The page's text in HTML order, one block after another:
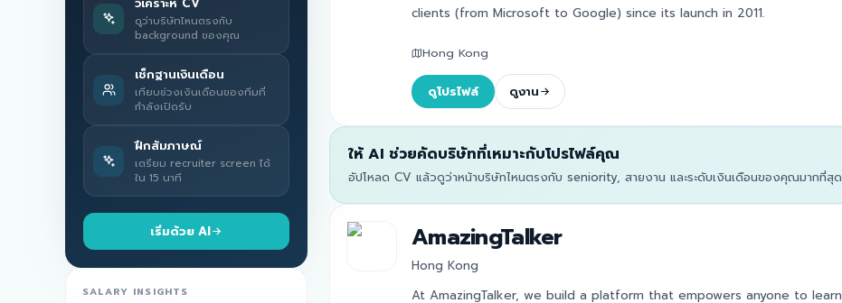
ดูว่าบริษัทไหนตรงกับ
background ของคุณ
เช็กฐานเงินเดือน
เทียบช่วงเงินเดือนของทีมที่
กำลังเปิดรับ
ฝึกสัมภาษณ์
เตรียม recruiter screen ได้
ใน 15 นาที
เริ่มด้วย AI
SALARY INSIGHTS
clients (from Microsoft to Google) since its launch in 2011.
Hong Kong
ดูโปรไฟล์ ดูงาน
ให้ AI ช่วยคัดบริษัทที่เหมาะกับโปรไฟล์คุณ
อัปโหลด CV แล้วดูว่าหน้าบริษัทไหนตรงกับ seniority, สายงาน และระดับเงินเดือนของคุณมากที่สุด
AmazingTalker
Hong Kong
At AmazingTalker, we build a platform that empowers anyone to